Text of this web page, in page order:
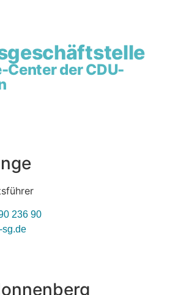
Cen­ter der CDU-
236 90
sg.de